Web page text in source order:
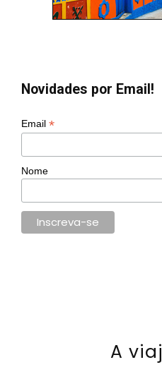
Novidades por Email!
Email *
Nome
A